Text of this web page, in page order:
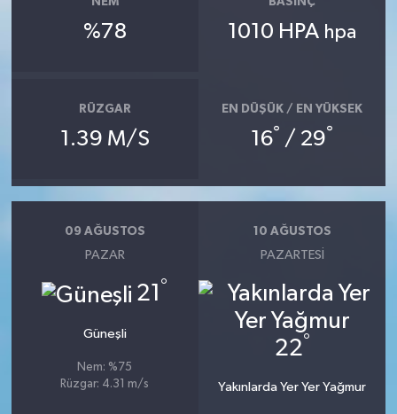
%78 1010 HPA hpa
RÜZGAR
1.39 M/S
EN DÜŞÜK / EN YÜKSEK
16° / 29°
09 AĞUSTOS
PAZAR
21 °
Güneşli
Nem: %75
Rüzgar: 4.31 m/s
10 AĞUSTOS
PAZARTESI
22°
Yakınlarda Yer Yer Yağmur